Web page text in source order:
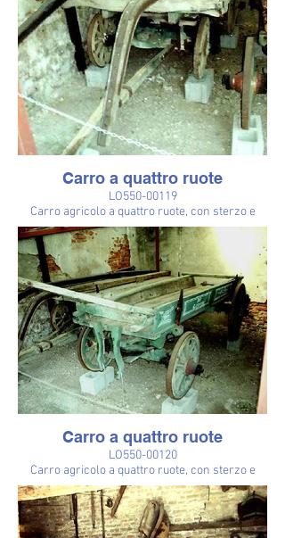
Carro a quattro ruote
LO550-00119
Carro agricolo a quattro ruote, con sterzo e
lungo timone (appoggiato sul carro, per motivi
di spazio).
Carro a quattro ruote
LO550-00120
Carro agricolo a quattro ruote, con sterzo e
lungo timone (lu 386, la 84) (appoggiato sul
carro, per motivi di spazio) con sponde verdi
disegnate di bianco, fabbricato dalla ditta
Gavonata, una delle maggiori dell'epoca.